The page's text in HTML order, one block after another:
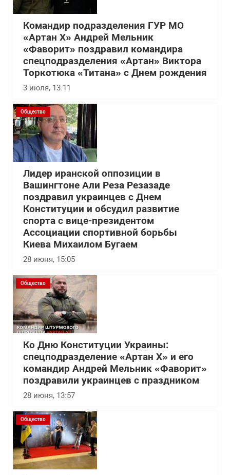
Командир подразделения ГУР МО
«Артан Х» Андрей Мельник
«Фаворит» поздравил командира
спецподразделения «Артан» Виктора
Торкотюка «Титана» с Днем рождения
3 июля, 13:11
Общество
Лидер иранской оппозиции в
Вашингтоне Али Реза Резазаде
поздравил украинцев с Днем
Конституции и обсудил развитие
спорта с вице-президентом
Ассоциации спортивной борьбы
Киева Михаилом Бугаем
28 июня, 15:05
Общество
Ко Дню Конституции Украины:
спецподразделение «Артан Х» и его
командир Андрей Мельник «Фаворит»
поздравили украинцев с праздником
28 июня, 13:57
Общество